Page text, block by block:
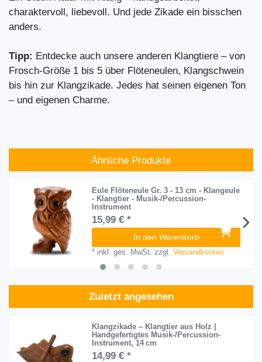
charaktervoll, liebevoll. Und jede Zikade ein bisschen
anders.
Tipp: Entdecke auch unsere anderen Klangtiere – von
Frosch-Größe 1 bis 5 über Flöteneulen, Klangschwein
bis hin zur Klangzikade. Jedes hat seinen eigenen Ton
– und eigenen Charme.
Ähnliche Produkte
Eule Flöteneule Gr. 3 - 13 cm - Klangeule
- Klangtier - Musik-/Percussion-
Instrument
15,99 € *
In den Warenkorb
* inkl. ges. MwSt. zzgl.Versandkosten
Zuletzt angesehen
Klangzikade – Klangtier aus Holz |
Handgefertigtes Musik-/Percussion-
Instrument, 14 cm
14,99 € *